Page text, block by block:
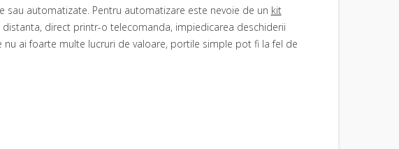
automatizate. Pentru automatizare este nevoie de un kit
direct printr-o telecomanda, impiedicarea deschiderii
ai foarte multe lucruri de valoare, portile simple pot fi la fel de